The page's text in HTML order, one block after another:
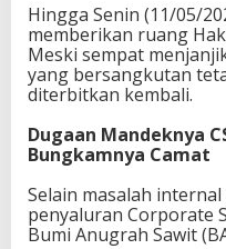
‎Hingga Senin (11/05/
memberikan ruang Hak
Meski sempat
yang bersangkutan
diterbitkan kembali.
‎Dugaan Mandeknya
Bungkamnya Camat
‎Selain masalah
penyaluran Corporate
Bumi Anugrah Sawit